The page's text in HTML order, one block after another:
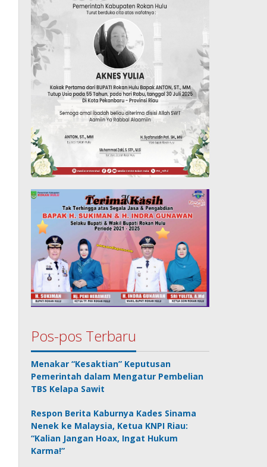
Pos-pos Terbaru
Menakar “Kesaktian” Keputusan
Pemerintah dalam Mengatur Pembelian
TBS Kelapa Sawit
Respon Berita Kaburnya Kades Sinama
Nenek ke Malaysia, Ketua KNPI Riau:
“Kalian Jangan Hoax, Ingat Hukum
Karma!”